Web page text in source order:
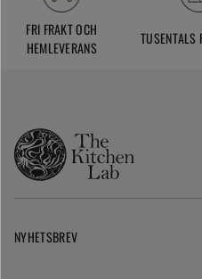
FRI FRAKT OCH
HEMLEVERANS
TUSENTALS
NYHETSBREV